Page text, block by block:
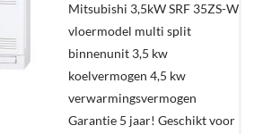
In
winkelmand
Mitsubishi 3,5kW SRF 35ZS-W
vloermodel multi split
binnenunit 3,5 kw
koelvermogen 4,5 kw
verwarmingsvermogen
Garantie 5 jaar! Geschikt voor